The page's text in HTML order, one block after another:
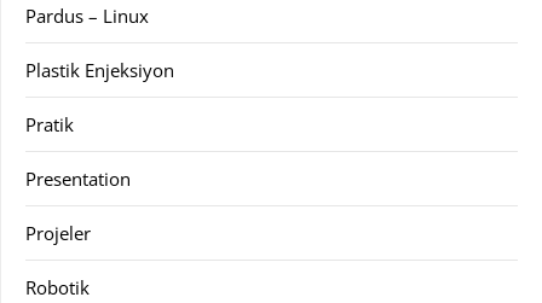
Pardus – Linux
Plastik Enjeksiyon
Pratik
Presentation
Projeler
Robotik